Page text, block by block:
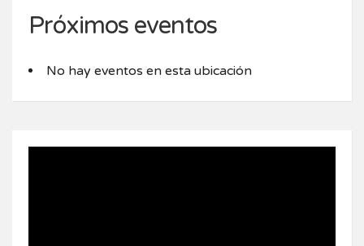
Próximos eventos
No hay eventos en esta ubicación